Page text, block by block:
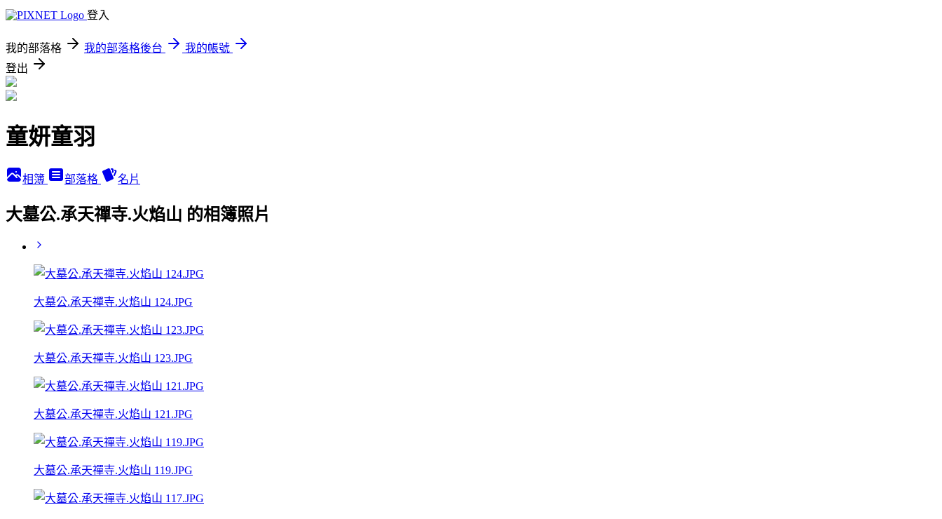
登入
我的部落格 我的部落格後台
我的帳號
登出
童妍童羽
相簿 部落格 名片
大墓公.承天禪寺.火焰山 的相簿照片
大墓公.承天禪寺.火焰山 124.JPG
大墓公.承天禪寺.火焰山 123.JPG
大墓公.承天禪寺.火焰山 121.JPG
大墓公.承天禪寺.火焰山 119.JPG